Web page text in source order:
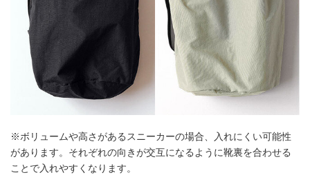
※ボリュームや高さがあるスニーカーの場合、入れにくい可能性
があります。それぞれの向きが交互になるように靴裏を合わせる
ことで入れやすくなります。